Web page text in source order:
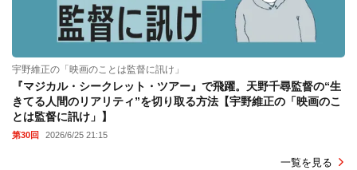
宇野維正の「映画のことは監督に訊け」
『マジカル・シークレット・ツアー』で飛躍。天野千尋監督の“生
きてる人間のリアリティ”を切り取る方法【宇野維正の「映画のこ
とは監督に訊け」】
第30回 2026/6/25 21:15
一覧を見る